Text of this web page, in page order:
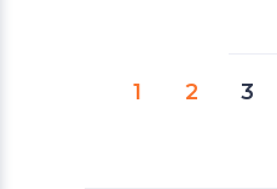
1 2 3